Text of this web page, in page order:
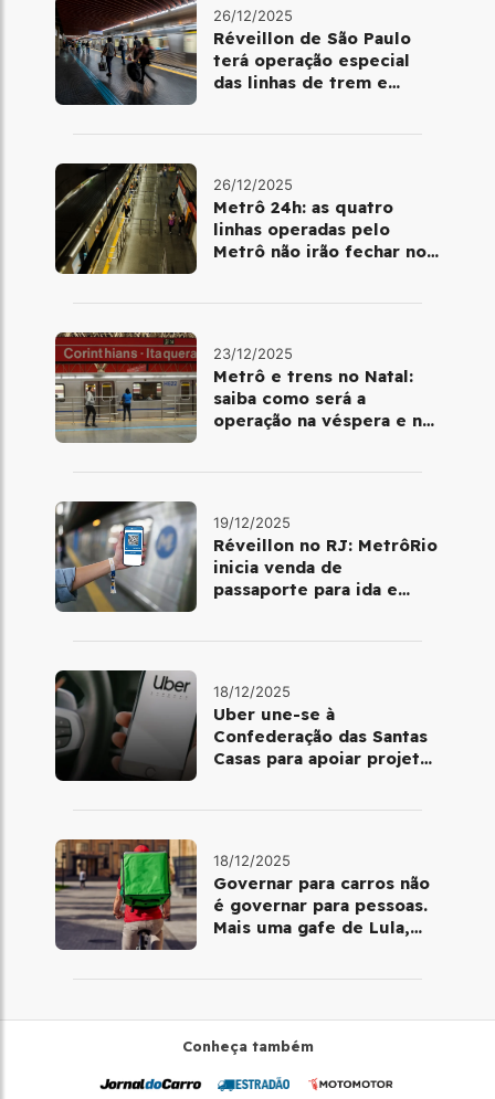
26/12/2025
Réveillon de São Paulo
terá operação especial
das linhas de trem e
26/12/2025
Metrô 24h: as quatro
linhas operadas pelo
Metrô não irão fechar no
23/12/2025
Metrô e trens no Natal:
saiba como será a
operação na véspera e no
19/12/2025
Réveillon no RJ: MetrôRio
inicia venda de
passaporte para ida e
18/12/2025
Uber une-se à
Confederação das Santas
Casas para apoiar projetos
18/12/2025
Governar para carros não
é governar para pessoas.
Mais uma gafe de Lula,
Conheça também